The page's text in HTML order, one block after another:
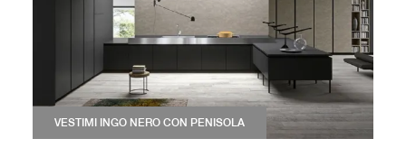
VESTIMI INGO NERO CON PENISOLA